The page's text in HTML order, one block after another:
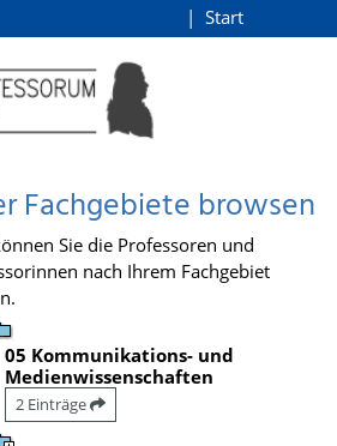
Start
Fachgebiete browsen
Sie die Professoren und
nach Ihrem Fachgebiet
05 Kommunikations- und
Medienwissenschaften
2 Einträge